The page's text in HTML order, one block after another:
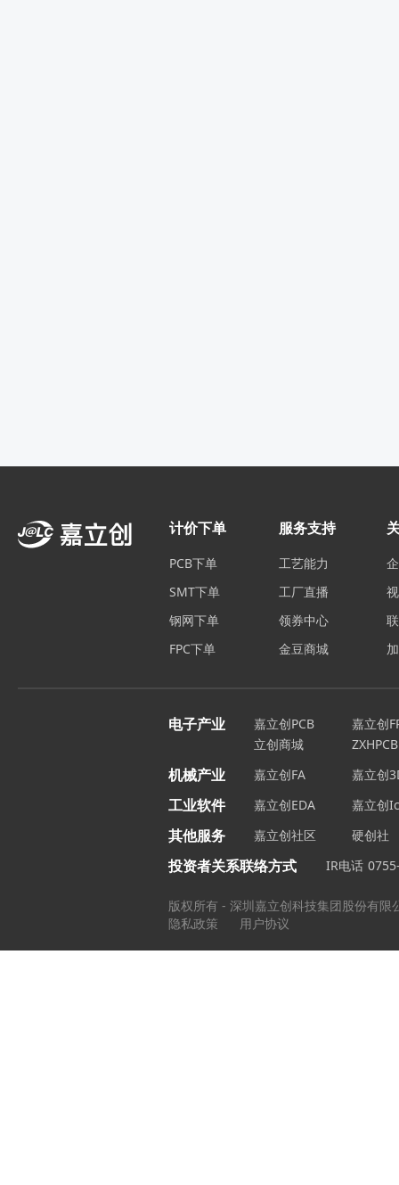
计价下单
PCB下单
SMT下单
钢网下单
FPC下单
服务支持
工艺能力
工厂直播
领券中心
金豆商城
电子产业 嘉立创PCB
嘉立创
立创商城
ZXHPCB
机械产业 嘉立创FA 嘉立创
工业软件 嘉立创EDA 嘉立创
其他服务 嘉立创社区 硬创社
投资者关系联络方式 IR电话
版权所有 - 深圳嘉立创科技集团股份有限
隐私政策
用户协议